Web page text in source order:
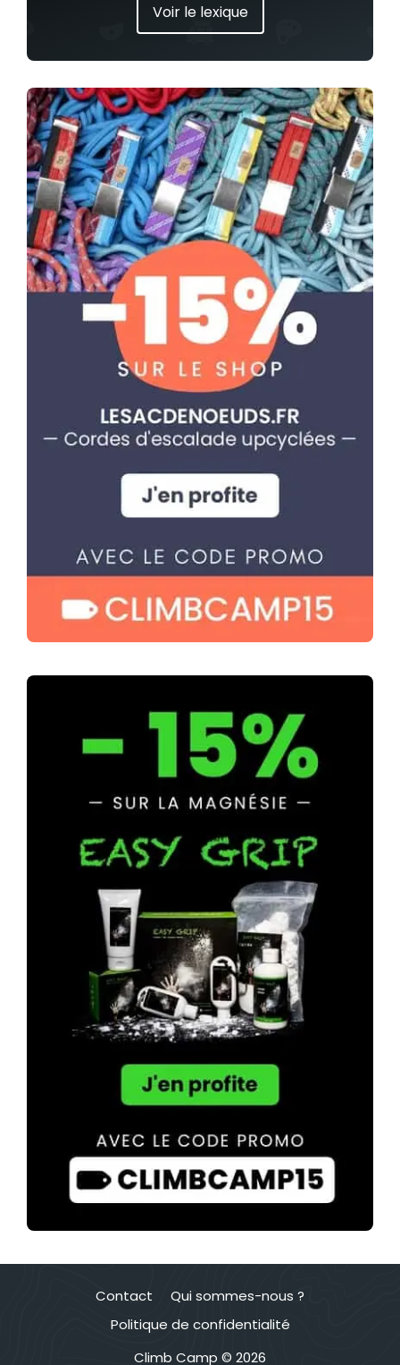
Voir le lexique
Contact
Qui sommes-nous ?
Politique de confidentialité
Climb Camp © 2026